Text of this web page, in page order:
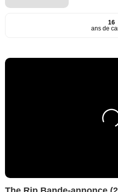
16
ans de